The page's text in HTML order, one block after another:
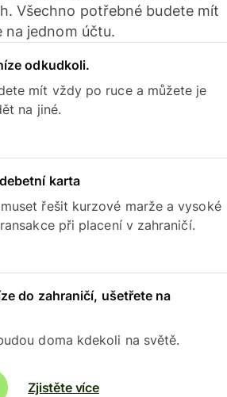
Všechno potřebné budete mít
jednom účtu.
odkudkoli.
mít vždy po ruce a můžete je
na jiné.
karta
řešit kurzové marže a vysoké
při placení v zahraničí.
do zahraničí, ušetřete na
doma kdekoli na světě.
Zjistěte více